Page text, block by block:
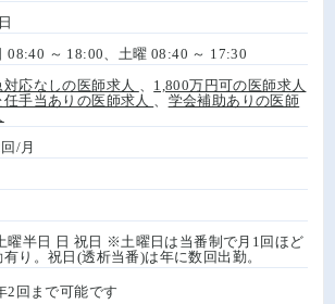
08:40 ～ 18:00、土曜 08:40 ～ 17:30
対応なしの医師求人
1,800万円可の医師求人
任手当ありの医師求人
学会補助ありの医師
/月
曜半日 日 祝日 ※土曜日は当番制で月1回ほど
有り。祝日(透析当番)は年に数回出勤。
2回まで可能です